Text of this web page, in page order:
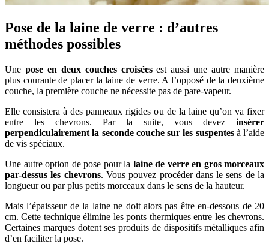
Pose de la laine de verre : d’autres
méthodes possibles
Une pose en deux couches croiséesest aussi une autre manière
plus courante de placer la laine de verre. A l’opposé de la deuxième
couche, la première couche ne nécessite pas de pare-vapeur.
Elle consistera à des panneaux rigides ou de la laine qu’on va fixer
entre les chevrons. Par la suite, vous devez insérer
perpendiculairement la seconde couche sur les suspentesà l’aide
de vis spéciaux.
Une autre option de pose pour la laine de verre en gros morceaux
par-dessus les chevrons. Vous pouvez procéder dans le sens de la
longueur ou par plus petits morceaux dans le sens de la hauteur.
Mais l’épaisseur de la laine ne doit alors pas être en-dessous de 20
cm. Cette technique élimine les ponts thermiques entre les chevrons.
Certaines marques dotent ses produits de dispositifs métalliques afin
d’en faciliter la pose.